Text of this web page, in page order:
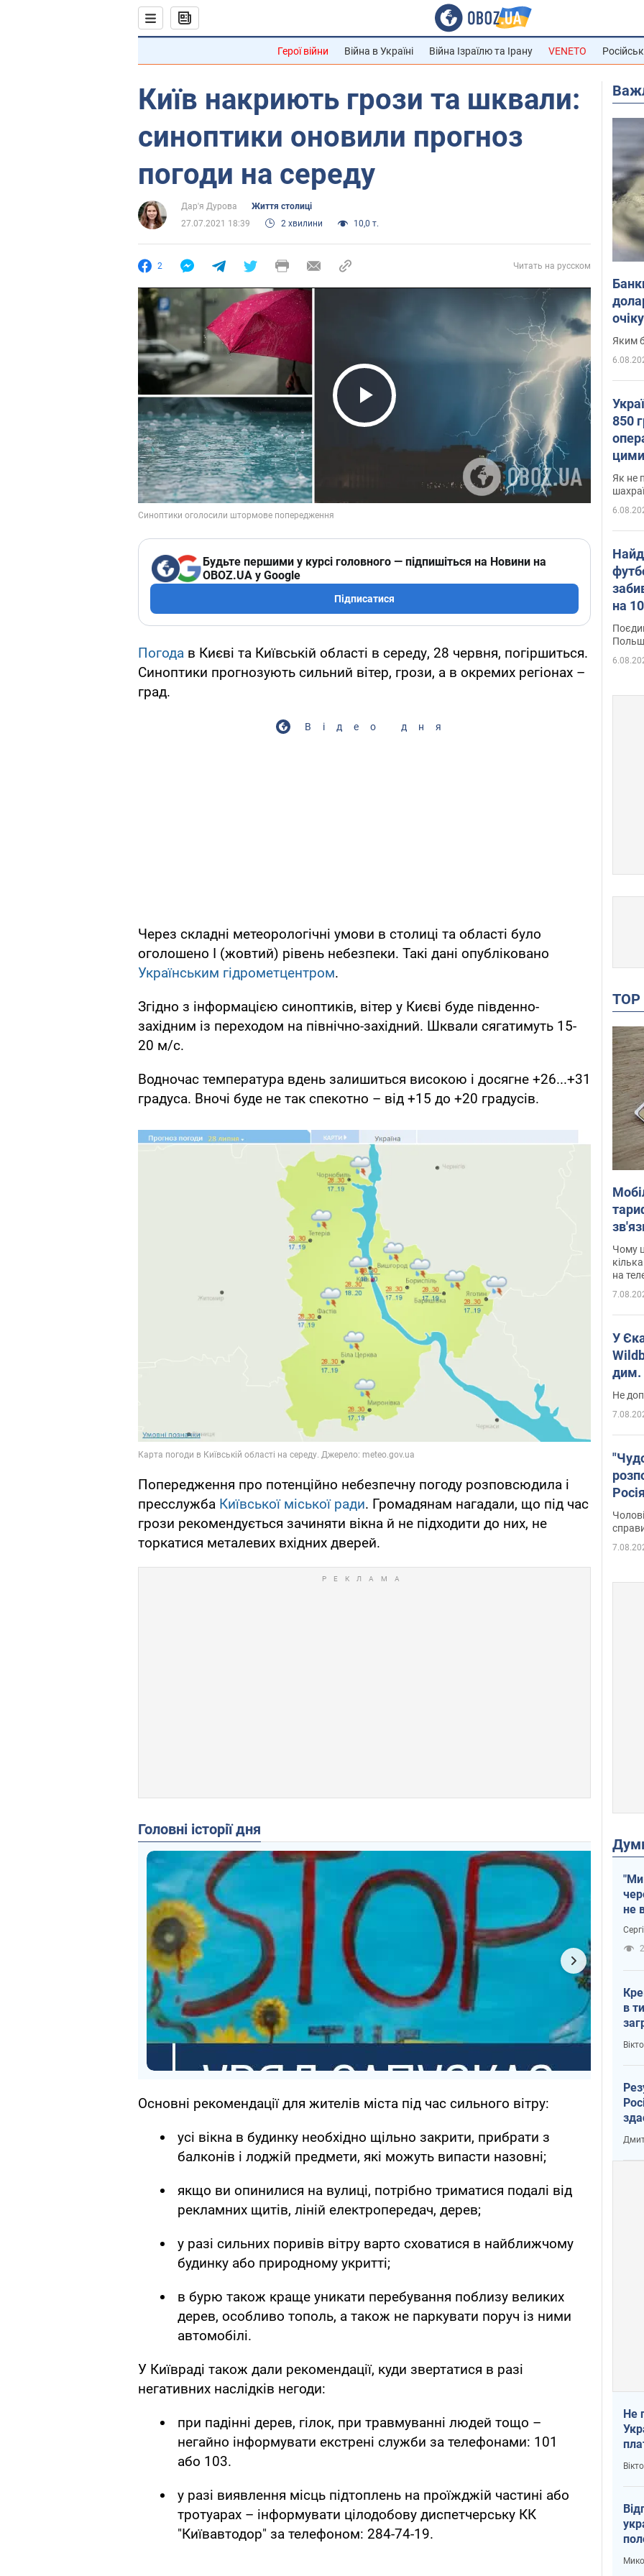
Герої війни Війна в Україні Війна Ізраїлю та Ірану VENETO
Київ накриють грози та шквали:
синоптики оновили прогноз
погоди на середу
Дар'я Дурова
Життя столиці
27.07.2021 18:39
2 хвилини 10,0 т.
2 Читать на русском
Play Video
Будьте першими у курсі головного — підпишіться на Новини на
OBOZ.UA у Google
Підписатися
Погода в Києві та Київській області в середу, 28 червня, погіршиться.
Синоптики прогнозують сильний вітер, грози, а в окремих регіонах –
град.
Відео дня
Через складні метеорологічні умови в столиці та області було
оголошено I (жовтий) рівень небезпеки. Такі дані опубліковано
Українським гідрометцентром.
Згідно з інформацією синоптиків, вітер у Києві буде південно-
західним із переходом на північно-західний. Шквали сягатимуть 15-
20 м/с.
Водночас температура вдень залишиться високою і досягне +26...+31
градуса. Вночі буде не так спекотно – від +15 до +20 градусів.
Попередження про потенційно небезпечну погоду розповсюдила і
пресслужба Київської міської ради. Громадянам нагадали, що під час
грози рекомендується зачиняти вікна й не підходити до них, не
торкатися металевих вхідних дверей.
Головні історії дня
Основні рекомендації для жителів міста під час сильного вітру:
усі вікна в будинку необхідно щільно закрити, прибрати з
балконів і лоджій предмети, які можуть випасти назовні;
якщо ви опинилися на вулиці, потрібно триматися подалі від
рекламних щитів, ліній електропередач, дерев;
у разі сильних поривів вітру варто сховатися в найближчому
будинку або природному укритті;
в бурю також краще уникати перебування поблизу великих
дерев, особливо тополь, а також не паркувати поруч із ними
автомобілі.
У Київраді також дали рекомендації, куди звертатися в разі
негативних наслідків негоди:
при падінні дерев, гілок, при травмуванні людей тощо –
негайно інформувати екстрені служби за телефонами: 101
або 103.
у разі виявлення місць підтоплень на проїжджій частині або
тротуарах – інформувати цілодобову диспетчерську КК
"Київавтодор" за телефоном: 284-74-19.
Яким
850
Як не
на
Відео
Чому
на
У
дим.
Не
Фото
"Ми
не
в
Не